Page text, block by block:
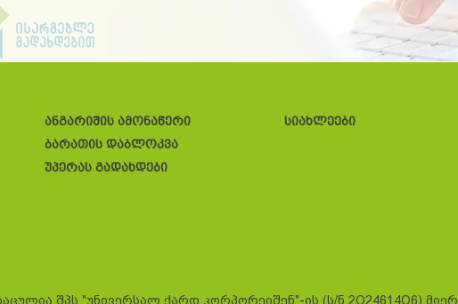
ანგარიშის ამონაწერი
ბარათის დაბლოკვა
უპერას გადახდები
სიახლეები
შპს "უნივერსალ ქარდ კორპორეიშენ"-ის (ს/ნ 2O24614O6) მიერ